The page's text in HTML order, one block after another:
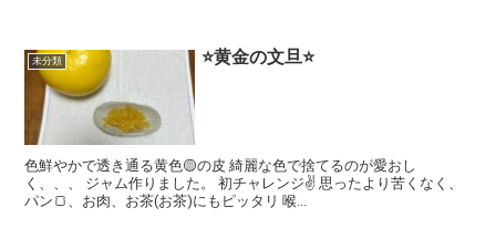
未分類 ⭐️黄金の文旦⭐️
色鮮やかで透き通る黄色🟡の皮 綺麗な色で捨てるのが愛おし
く、、、 ジャム作りました。 初チャレンジ✌️ 思ったより苦くなく、
パン🍞、お肉、お茶(お茶)にもピッタリ 喉...